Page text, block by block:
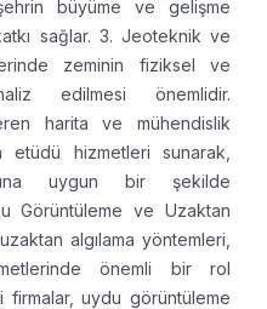
büyüme ve gelişme
sağlar. 3. Jeoteknik ve
zeminin fiziksel ve
edilmesi önemlidir.
harita ve mühendislik
hizmetleri sunarak,
uygun bir şekilde
Görüntüleme ve Uzaktan
algılama yöntemleri,
önemli bir rol
firmalar, uydu görüntüleme